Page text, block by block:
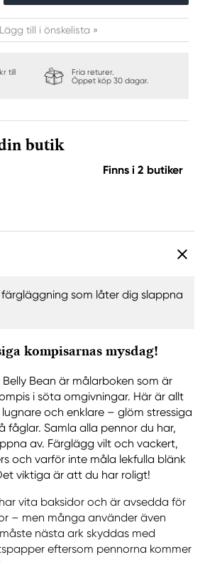
till i önskelista »
till
Fria returer.
Öppet köp 30 dagar.
butik
Finns i 2 butiker
som låter dig slappna
kompisarnas mysdag!
Bean är målarboken som är
i söta omgivningar. Här är allt
lugnare och enklare – glöm stressiga
fåglar. Samla alla pennor du har,
av. Färglägg vilt och vackert,
och varför inte måla lekfulla blänk
viktiga är att du har roligt!
vita baksidor och är avsedda för
– men många använder även
nästa ark skyddas med
eftersom pennorna kommer